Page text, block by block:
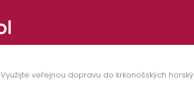
Využijte veřejnou dopravu do krkonošských